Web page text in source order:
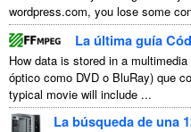
wordpress.com, you lose some
La última guía
How data is stored in a
óptico como DVD o BluRay) que
typical movie will include ...
La búsqueda de una